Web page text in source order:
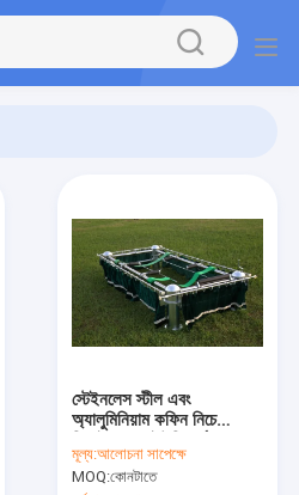
স্টেইনলেস স্টীল এবং
অ্যালুমিনিয়াম কফিন নিচে
হার্ডওয়্যার LD01
মূল্য:আলোচনা সাপেক্ষে
MOQ:কোনটাতে